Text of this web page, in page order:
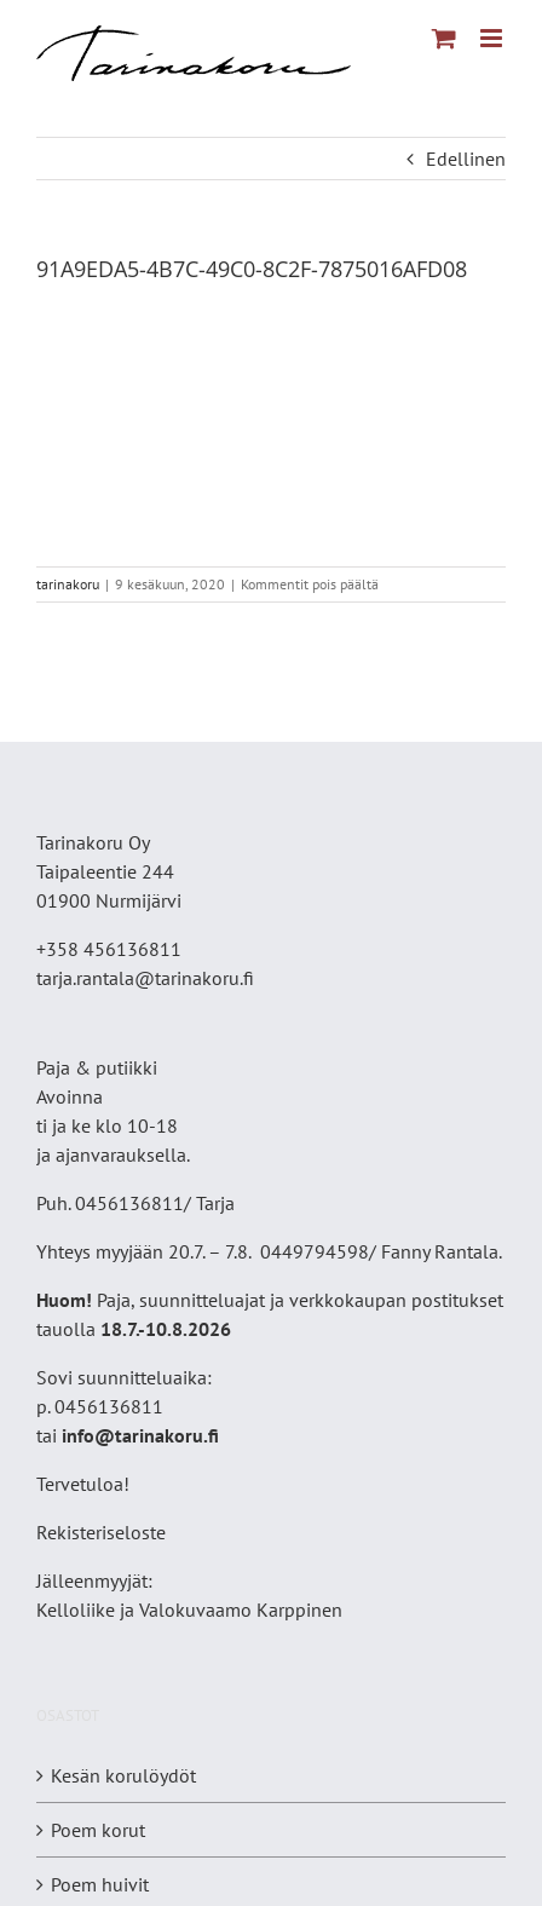
Edellinen
91A9EDA5-4B7C-49C0-8C2F-7875016AFD08
tarinakoru | 9 kesäkuun, 2020 | Kommentit pois päältä
91A9EDA5-
Tarinakoru Oy
Taipaleentie 244
01900 Nurmijärvi
+358 456136811
tarja.rantala@tarinakoru.fi
Paja & putiikki
Avoinna
ti ja ke klo 10-18
ja ajanvarauksella.
Puh. 0456136811/ Tarja
Yhteys myyjään 20.7. – 7.8. 0449794598/ Fanny Rantala.
Huom! Paja, suunnitteluajat ja verkkokaupan postitukset
tauolla 18.7.-10.8.2026
Sovi suunnitteluaika:
p. 0456136811
tai info@tarinakoru.fi
Tervetuloa!
Rekisteriseloste
Jälleenmyyjät:
Kelloliike ja Valokuvaamo Karppinen
Kesän korulöydöt
Poem korut
Poem huivit